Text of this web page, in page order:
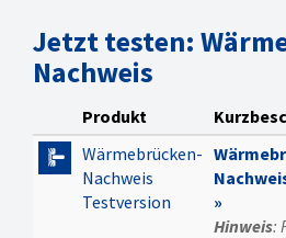
nachweisen nach DIN 4108
Bbl 2 sowie gemäß der KfW-
Die Wärmebrückendetails
sind in einer
Wärmebrückendatenbank
einschließlich der zu
erfüllenden Bedingungen
Jetzt testen:
Nachweis
Produkt
Wärmebrücken-
Nachweis
Testversion
»
Hinweis: